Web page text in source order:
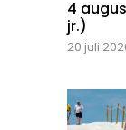
4
jr.)
20 juli